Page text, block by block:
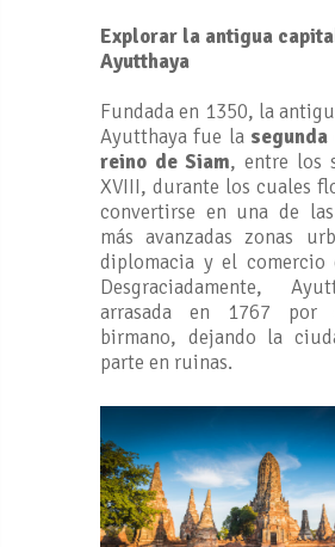
Explorar la antigua
Ayutthaya
Fundada en 1350, la
Ayutthaya fue la
reino de Siam, entre los
XVIII, durante los cuales
convertirse en una de
más avanzadas zonas
diplomacia y el comercio
Desgraciadamente,
arrasada en 1767 por
birmano, dejando la
parte en ruinas.